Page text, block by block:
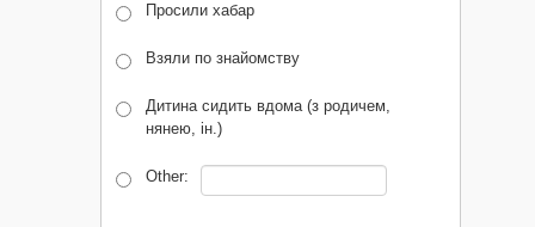
Просили хабар
Взяли по знайомству
Дитина сидить вдома (з родичем,
нянею, ін.)
Other: